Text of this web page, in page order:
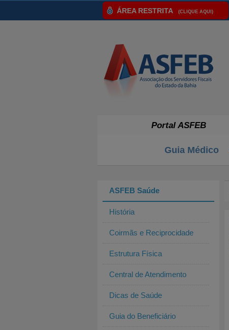
ÁREA RESTRITA (CLIQUE AQUI)
Portal ASFEB
Guia Médico
ASFEB Saúde
História
Coirmãs e Reciprocidade
Estrutura Física
Central de Atendimento
Dicas de Saúde
Guia do Beneficiário